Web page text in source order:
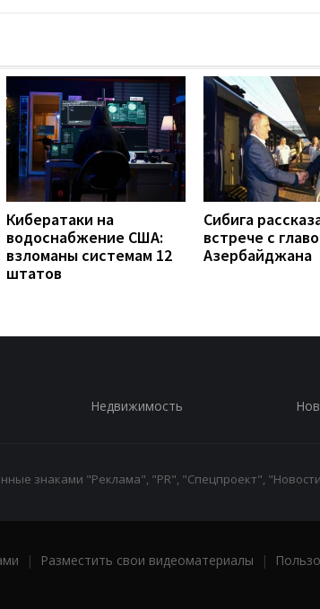
Кибератаки на
водоснабжение США:
взломаны системам 12
штатов
Сибига
встрече с
Азербайджана
Недвижимость
знаками "Реклама", "PR", "Спецпроект",
| Разместить свои видеоматериалы |